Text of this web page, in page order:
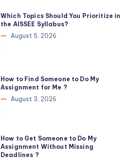
Which Topics Should You Prioritize in
the AISSEE Syllabus?
August 5, 2026
How to Find Someone to Do My
Assignment for Me ?
August 3, 2026
How to Get Someone to Do My
Assignment Without Missing
Deadlines ?